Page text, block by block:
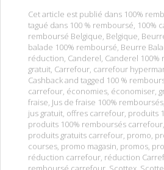
Cet article est publié dans 100%
tagué dans 100 % remboursé, 100%
remboursé Belgique, Belgique,
balade 100% remboursé, Beurre
réduction, Canderel, Canderel 100%
gratuit, Carrefour, carrefour
Cashback and tagged 100 %
carrefour, économies, économiser,
fraise, Jus de fraise 100% remboursés
jus gratuit, offres carrefour, produits
produits 100% remboursés carrefour,
produits gratuits carrefour, promo,
courses, promo magasin, promos,
réduction carrefour, réduction